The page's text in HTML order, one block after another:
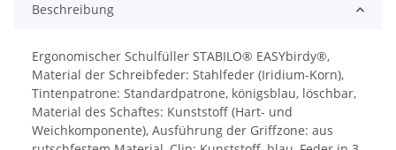
Beschreibung
Ergonomischer Schulfüller STABILO® EASYbirdy®,
Material der Schreibfeder: Stahlfeder (Iridium-Korn),
Tintenpatrone: Standardpatrone, königsblau, löschbar,
Material des Schaftes: Kunststoff (Hart- und
Weichkomponente), Ausführung der Griffzone: aus